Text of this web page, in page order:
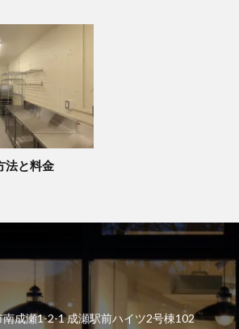
法と料金
成瀬1-2-1 成瀬駅前ハイツ2号棟102